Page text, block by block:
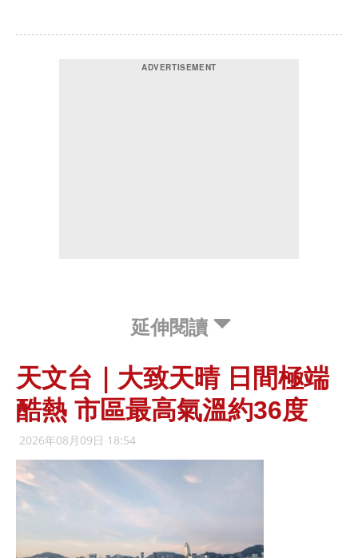
延伸閱讀
天文台｜大致天晴 日間極端
酷熱 市區最高氣溫約36度
2026年08月09日 18:54